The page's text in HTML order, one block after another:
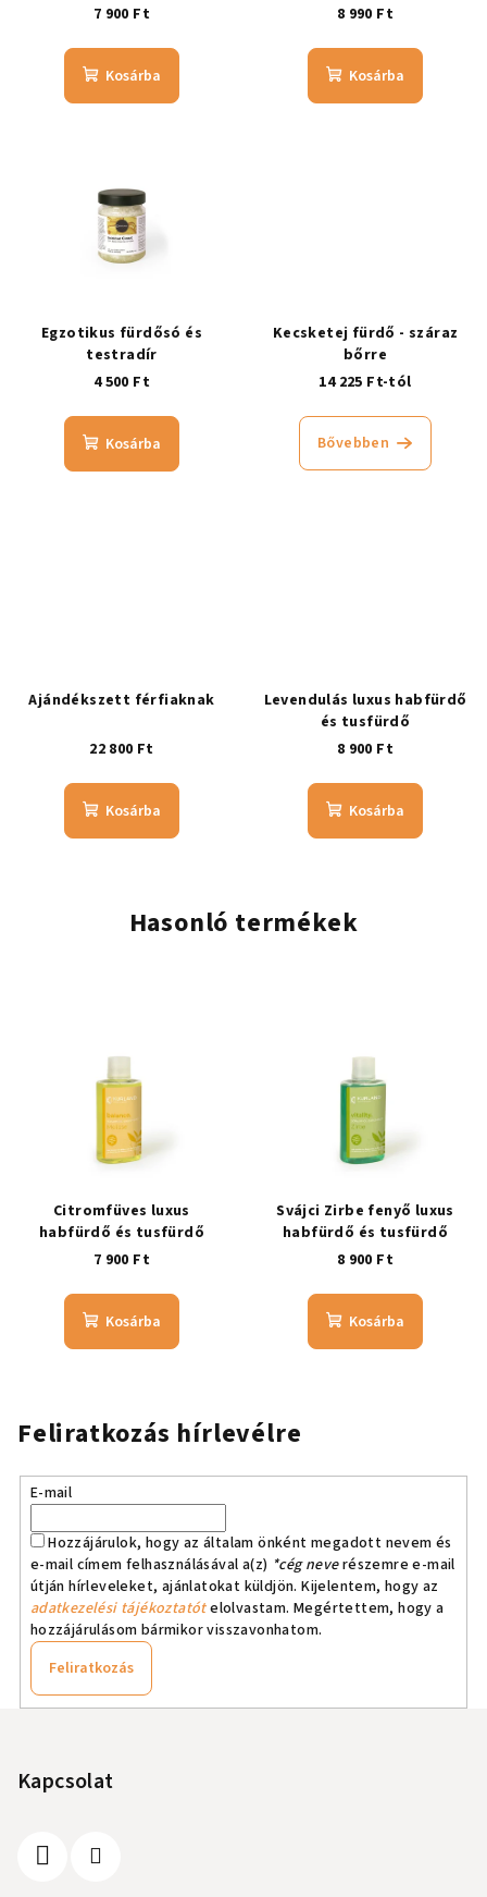
7 900 Ft
Kosárba
8 990 Ft
Kosárba
Egzotikus fürdősó és
testradír
4 500 Ft
Kosárba
Kecsketej fürdő - száraz
bőrre
14 225 Ft-tól
Bővebben
Ajándékszett férfiaknak
22 800 Ft
Kosárba
Levendulás luxus habfürdő
és tusfürdő
8 900 Ft
Kosárba
Hasonló termékek
Citromfüves luxus
habfürdő és tusfürdő
7 900 Ft
Kosárba
Svájci Zirbe fenyő luxus
habfürdő és tusfürdő
8 900 Ft
Kosárba
Feliratkozás hírlevélre
E-mail
Hozzájárulok, hogy az általam önként megadott nevem és
e-mail címem felhasználásával a(z) *cég neverészemre e-mail
útján hírleveleket, ajánlatokat küldjön. Kijelentem, hogy az
adatkezelési tájékoztatótelolvastam. Megértettem, hogy a
hozzájárulásom bármikor visszavonhatom.
Feliratkozás
Kapcsolat